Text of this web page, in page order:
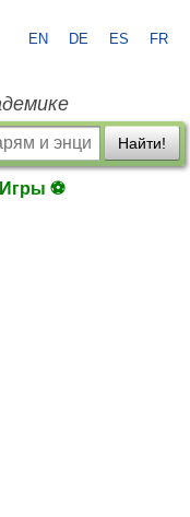
EN DE ES FR
Найти!
Игры ⚽